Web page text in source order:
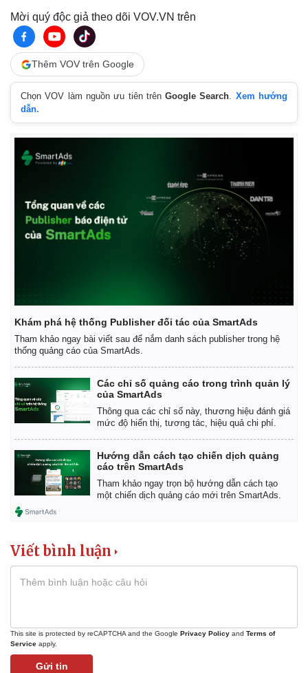
Thể thao
Bóng đá
Lịch thi đấu bóng đá
Thế giới thể thao
eSports
Hậu trường
Ô tô
Tư vấn
Mời quý độc giả theo dõi VOV.VN trên
Thêm VOV trên Google
Chọn VOV làm nguồn ưu tiên trênGoogle Search. Xem hướng
dẫn.
Khám phá hệ thống Publisher đối tác của SmartAds
Tham khảo ngay bài viết sau để nắm danh sách publisher trong hệ
thống quảng cáo của SmartAds.
Các chỉ số quảng cáo trong trình quản lý
của SmartAds
Thông qua các chỉ số này, thương hiệu đánh giá
mức độ hiển thị, tương tác, hiệu quả chi phí.
Hướng dẫn cách tạo chiến dịch quảng
cáo trên SmartAds
Tham khảo ngay trọn bộ hướng dẫn cách tạo
một chiến dịch quảng cáo mới trên SmartAds.
Viết bình luận
This site is protected by reCAPTCHA and the Google Privacy Policy and Terms of
Service apply.
Gửi tin